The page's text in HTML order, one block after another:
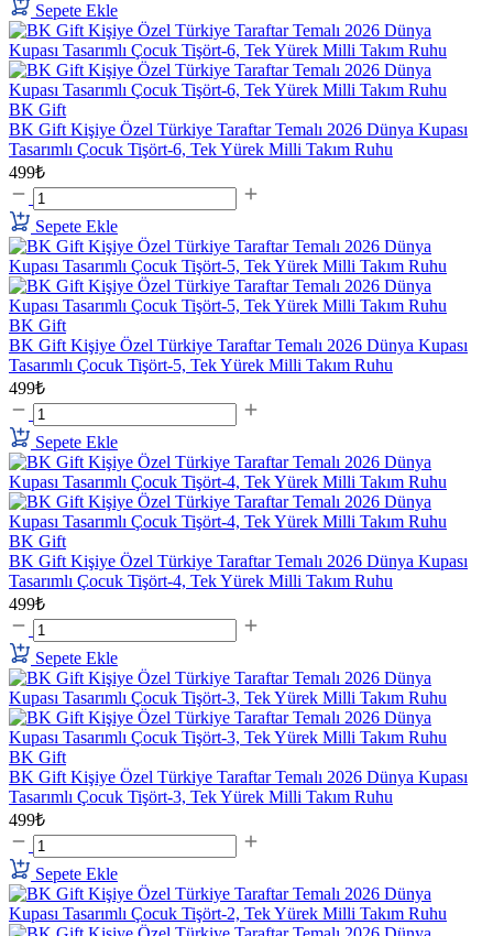
Sepete Ekle
BK Gift
BK Gift Kişiye Özel Türkiye Taraftar Temalı 2026 Dünya Kupası
Tasarımlı Çocuk Tişört-6, Tek Yürek Milli Takım Ruhu
499₺
Sepete Ekle
BK Gift
BK Gift Kişiye Özel Türkiye Taraftar Temalı 2026 Dünya Kupası
Tasarımlı Çocuk Tişört-5, Tek Yürek Milli Takım Ruhu
499₺
Sepete Ekle
BK Gift
BK Gift Kişiye Özel Türkiye Taraftar Temalı 2026 Dünya Kupası
Tasarımlı Çocuk Tişört-4, Tek Yürek Milli Takım Ruhu
499₺
Sepete Ekle
BK Gift
BK Gift Kişiye Özel Türkiye Taraftar Temalı 2026 Dünya Kupası
Tasarımlı Çocuk Tişört-3, Tek Yürek Milli Takım Ruhu
499₺
Sepete Ekle